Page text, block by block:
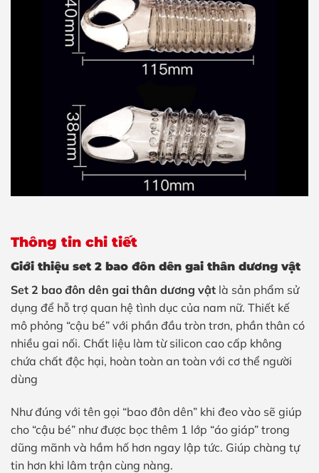
Thông tin chi tiết
Giới thiệu set 2 bao đôn dên gai thân dương vật
Set 2 bao đôn dên gai thân dương vật là sản phẩm sử
dụng để hỗ trợ quan hệ tình dục của nam nữ. Thiết kế
mô phỏng “cậu bé” với phần đầu tròn trơn, phần thân có
nhiều gai nối. Chất liệu làm từ silicon cao cấp không
chứa chất độc hại, hoàn toàn an toàn với cơ thể người
dùng
Như đúng với tên gọi “bao đôn dên” khi đeo vào sẽ giúp
cho “cậu bé” như được bọc thêm 1 lớp “áo giáp” trong
dũng mãnh và hầm hố hơn ngay lập tức. Giúp chàng tự
tin hơn khi lâm trận cùng nàng.